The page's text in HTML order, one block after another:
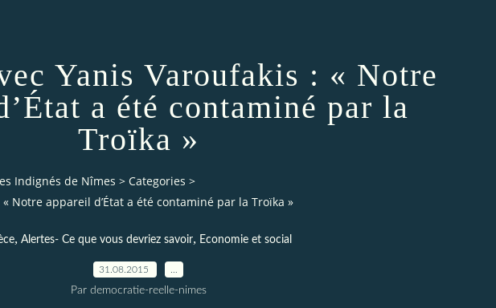
Yanis Varoufakis : « Notre
a été contaminé par la
Troïka »
Indignés de Nîmes > Categories >
Notre appareil d’État a été contaminé par la Troïka »
, Alertes- Ce que vous devriez savoir, Economie et social
31.08.2015
Par democratie-reelle-nimes